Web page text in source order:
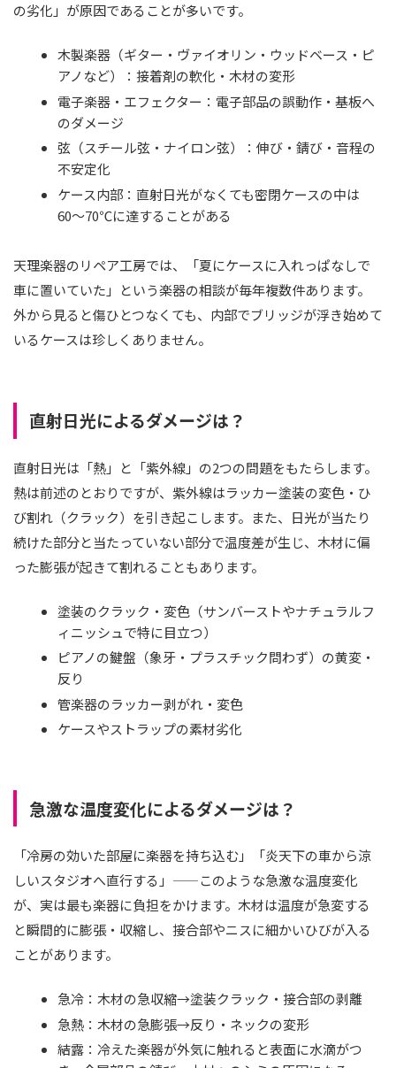
の劣化」が原因であることが多いです。
木製楽器（ギター・ヴァイオリン・ウッドベース・ピ
アノなど）：接着剤の軟化・木材の変形
電子楽器・エフェクター：電子部品の誤動作・基板へ
のダメージ
弦（スチール弦・ナイロン弦）：伸び・錆び・音程の
不安定化
ケース内部：直射日光がなくても密閉ケースの中は
60〜70℃に達することがある
天理楽器のリペア工房では、「夏にケースに入れっぱなしで
車に置いていた」という楽器の相談が毎年複数件あります。
外から見ると傷ひとつなくても、内部でブリッジが浮き始めて
いるケースは珍しくありません。
直射日光によるダメージは？
直射日光は「熱」と「紫外線」の2つの問題をもたらします。
熱は前述のとおりですが、紫外線はラッカー塗装の変色・ひ
び割れ（クラック）を引き起こします。また、日光が当たり
続けた部分と当たっていない部分で温度差が生じ、木材に偏
った膨張が起きて割れることもあります。
塗装のクラック・変色（サンバーストやナチュラルフ
ィニッシュで特に目立つ）
ピアノの鍵盤（象牙・プラスチック問わず）の黄変・
反り
管楽器のラッカー剥がれ・変色
ケースやストラップの素材劣化
急激な温度変化によるダメージは？
「冷房の効いた部屋に楽器を持ち込む」「炎天下の車から涼
しいスタジオへ直行する」——このような急激な温度変化
が、実は最も楽器に負担をかけます。木材は温度が急変する
と瞬間的に膨張・収縮し、接合部やニスに細かいひびが入る
ことがあります。
急冷：木材の急収縮→塗装クラック・接合部の剥離
急熱：木材の急膨張→反り・ネックの変形
結露：冷えた楽器が外気に触れると表面に水滴がつ